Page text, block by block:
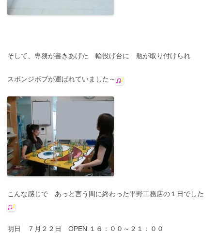
そして、専務が書きあげた 輪投げ台に 瓶が取り付けられ
スポンジボブが運ばれていました～
こんな感じで あっと言う間に終わった平野工務店の１日でした
明日 ７月２２日 OPEN １６：００～２１：００